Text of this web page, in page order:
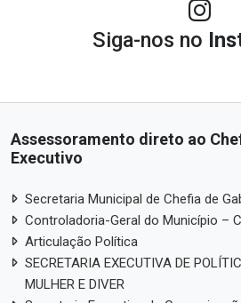
Siga-nos no
Assessoramento direto ao
Executivo
Secretaria Municipal de Chefia de
Controladoria-Geral do Município –
Articulação Política
SECRETARIA EXECUTIVA DE
MULHER E DIVER